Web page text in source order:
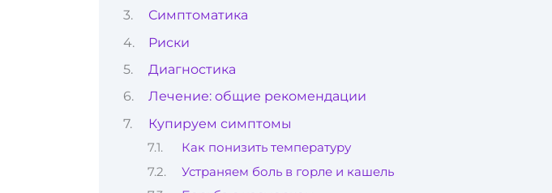
Симптоматика
Риски
Диагностика
Лечение: общие рекомендации
Купируем симптомы
Как понизить температуру
Устраняем боль в горле и кашель